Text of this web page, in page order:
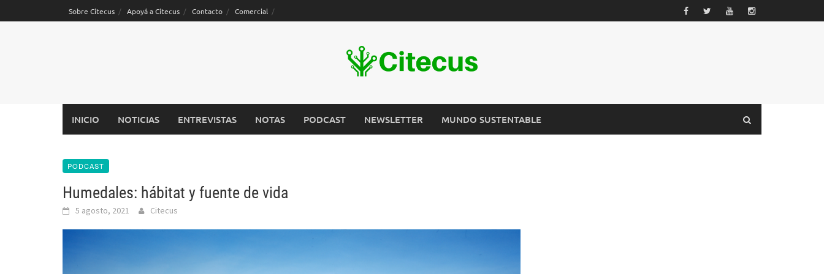
Sobre Citecus Apoyá a Citecus Contacto Comercial
INICIO NOTICIAS ENTREVISTAS NOTAS PODCAST NEWSLETTER MUNDO SUSTENTABLE
PODCAST
Humedales: hábitat y fuente de vida
5 agosto, 2021 Citecus